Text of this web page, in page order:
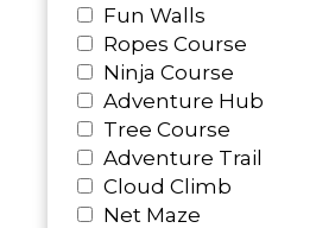
Fun Walls
Ropes Course
Ninja Course
Adventure Hub
Tree Course
Adventure Trail
Cloud Climb
Net Maze